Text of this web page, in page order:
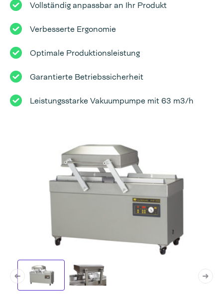
Vollständig anpassbar an Ihr Produkt
Verbesserte Ergonomie
Optimale Produktionsleistung
Garantierte Betriebssicherheit
Leistungsstarke Vakuumpumpe mit 63 m3/h